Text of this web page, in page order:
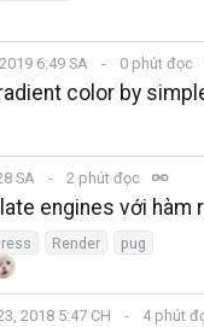
6:49 SA 0 phút đọc
color by
SA 2 phút đọc
engines với hàm
Render pug
2018 5:47 CH 4 phút